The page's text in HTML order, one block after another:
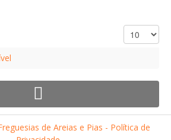
de Areias e Pias - Política de